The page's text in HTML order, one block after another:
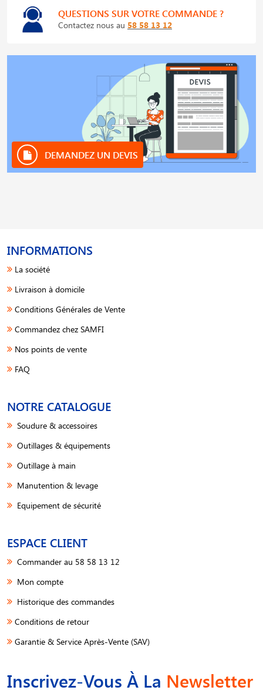
QUESTIONS SUR VOTRE COMMANDE ?
Contactez nous au 58 58 13 12
DEMANDEZ UN DEVIS
INFORMATIONS
La société
Livraison à domicile
Conditions Générales de Vente
Commandez chez SAMFI
Nos points de vente
FAQ
NOTRE CATALOGUE
Soudure & accessoires
Outillages & équipements
Outillage à main
Manutention & levage
Equipement de sécurité
ESPACE CLIENT
Commander au 58 58 13 12
Mon compte
Historique des commandes
Conditions de retour
Garantie & Service Après-Vente (SAV)
Inscrivez-Vous À La Newsletter